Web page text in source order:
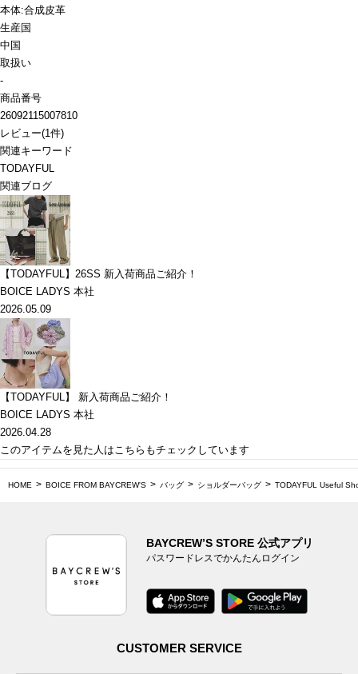
本体:合成皮革
生産国
中国
取扱い
-
商品番号
26092115007810
レビュー(1件)
関連キーワード
TODAYFUL
関連ブログ
【TODAYFUL】26SS 新入荷商品ご紹介！
BOICE LADYS 本社
2026.05.09
【TODAYFUL】 新入荷商品ご紹介！
BOICE LADYS 本社
2026.04.28
このアイテムを見た人はこちらもチェックしています
HOME BOICE FROM BAYCREW'S バッグ ショルダーバッグ TODAYFUL Useful
BAYCREW’S STORE 公式アプリ
パスワードレスでかんたんログイン
CUSTOMER SERVICE